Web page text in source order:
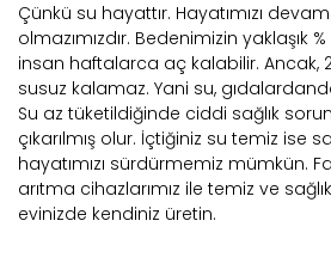
Çünkü su hayattır. Hayatımızı
olmazımızdır. Bedenimizin yaklaşık
insan haftalarca aç kalabilir. Ancak,
susuz kalamaz. Yani su,
Su az tüketildiğinde ciddi sağlık
çıkarılmış olur. İçtiğiniz su temiz ise
hayatımızı sürdürmemiz mümkün.
arıtma cihazlarımız ile temiz ve
evinizde kendiniz üretin.